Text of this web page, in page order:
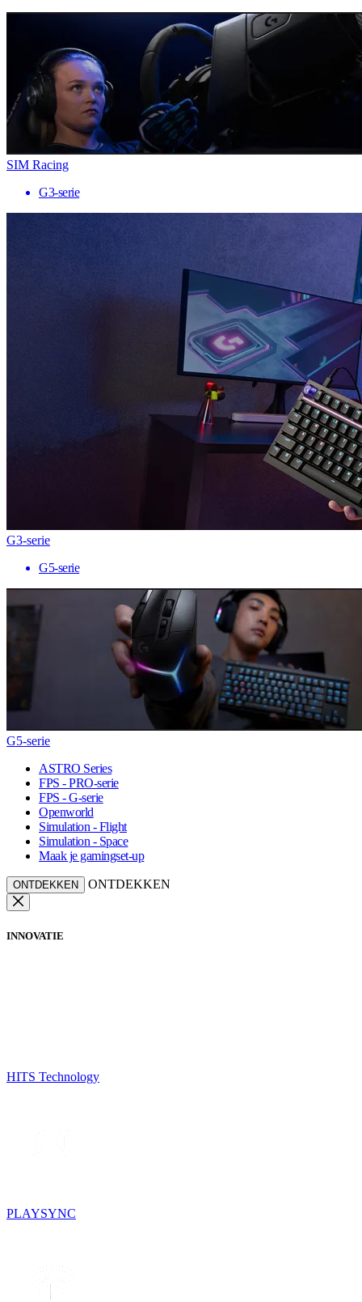
SIM Racing
G3-serie
G3-serie
G5-serie
G5-serie
ASTRO Series
FPS - PRO-serie
FPS - G-serie
Openworld
Simulation - Flight
Simulation - Space
Maak je gamingset-up
ONTDEKKEN ONTDEKKEN
INNOVATIE
HITS Technology
PLAYSYNC